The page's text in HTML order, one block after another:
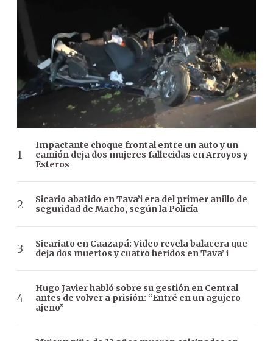
Impactante choque frontal entre un auto y un
camión deja dos mujeres fallecidas en Arroyos y
Esteros
Sicario abatido en Tava’i era del primer anillo de
seguridad de Macho, según la Policía
Sicariato en Caazapá: Video revela balacera que
deja dos muertos y cuatro heridos en Tava’ i
Hugo Javier habló sobre su gestión en Central
antes de volver a prisión: “Entré en un agujero
ajeno”